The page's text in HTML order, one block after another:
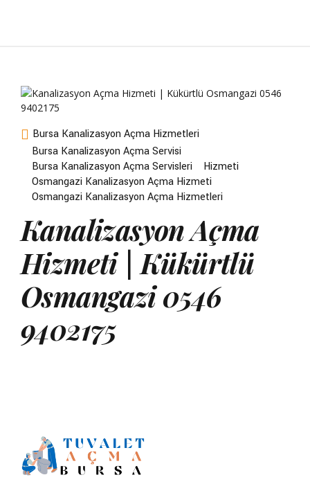
Bursa Kanalizasyon Açma Hizmetleri
Bursa Kanalizasyon Açma Servisi
Bursa Kanalizasyon Açma Servisleri
Hizmeti
Osmangazi Kanalizasyon Açma Hizmeti
Osmangazi Kanalizasyon Açma Hizmetleri
Kanalizasyon Açma
Hizmeti | Kükürtlü
Osmangazi 0546
9402175